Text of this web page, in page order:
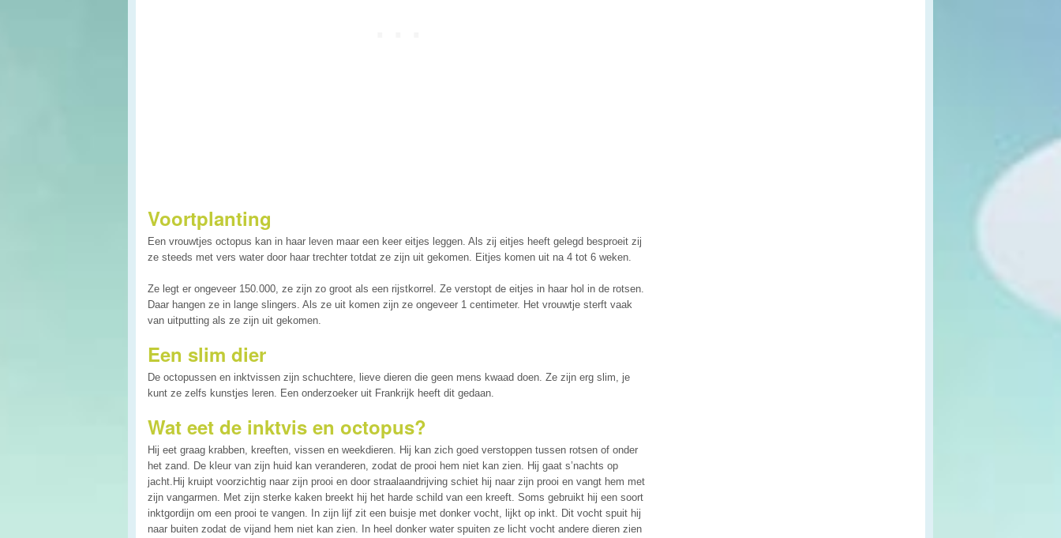
Voortplanting
Een vrouwtjes octopus kan in haar leven maar een keer eitjes leggen. Als zij eitjes heeft gelegd besproeit zij
ze steeds met vers water door haar trechter totdat ze zijn uit gekomen. Eitjes komen uit na 4 tot 6 weken.
Ze legt er ongeveer 150.000, ze zijn zo groot als een rijstkorrel. Ze verstopt de eitjes in haar hol in de rotsen.
Daar hangen ze in lange slingers. Als ze uit komen zijn ze ongeveer 1 centimeter. Het vrouwtje sterft vaak
van uitputting als ze zijn uit gekomen.
Een slim dier
De octopussen en inktvissen zijn schuchtere, lieve dieren die geen mens kwaad doen. Ze zijn erg slim, je
kunt ze zelfs kunstjes leren. Een onderzoeker uit Frankrijk heeft dit gedaan.
Wat eet de inktvis en octopus?
Hij eet graag krabben, kreeften, vissen en weekdieren. Hij kan zich goed verstoppen tussen rotsen of onder
het zand. De kleur van zijn huid kan veranderen, zodat de prooi hem niet kan zien. Hij gaat s’nachts op
jacht.Hij kruipt voorzichtig naar zijn prooi en door straalaandrijving schiet hij naar zijn prooi en vangt hem met
zijn vangarmen. Met zijn sterke kaken breekt hij het harde schild van een kreeft. Soms gebruikt hij een soort
inktgordijn om een prooi te vangen. In zijn lijf zit een buisje met donker vocht, lijkt op inkt. Dit vocht spuit hij
naar buiten zodat de vijand hem niet kan zien. In heel donker water spuiten ze licht vocht andere dieren zien